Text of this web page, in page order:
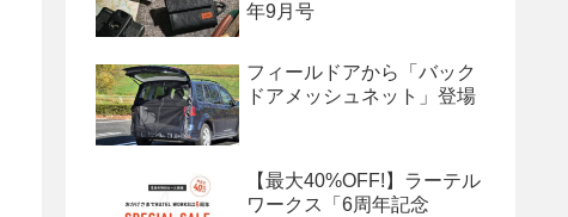
年9月号
フィールドアから「バック
ドアメッシュネット」登場
【最大40%OFF!】ラーテル
ワークス「6周年記念